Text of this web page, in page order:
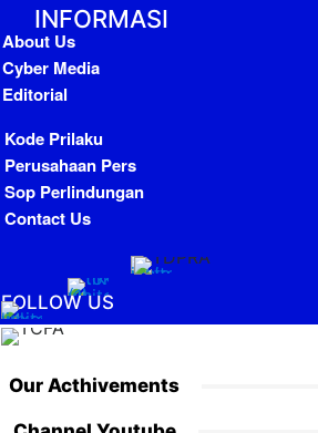
INFORMASI
About Us
Cyber Media
Editorial
Kode Prilaku
Perusahaan Pers
Sop Perlindungan
Contact Us
FOLLOW US
Our Acthivements